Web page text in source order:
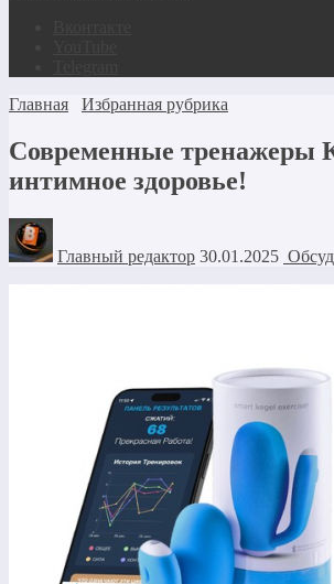
Главная
Избранная рубрика
Современные тренажеры
интимное здоровье!
Главный редактор 30.01.2025